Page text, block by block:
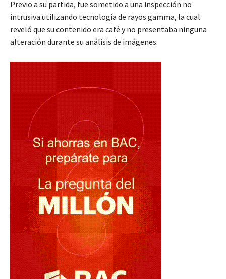
Previo a su partida, fue sometido a una inspección no
intrusiva utilizando tecnología de rayos gamma, la cual
reveló que su contenido era café y no presentaba ninguna
alteración durante su análisis de imágenes.